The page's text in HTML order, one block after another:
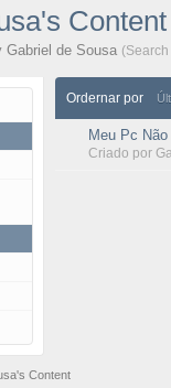
Content
Gabriel de Sousa
Ordernar por
Meu Pc
Criado por
Content